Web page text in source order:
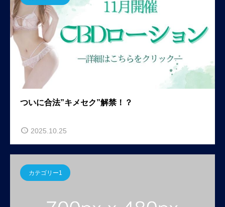
ついに合法”キメセク”解禁！？
2025.10.25
カテゴリー1